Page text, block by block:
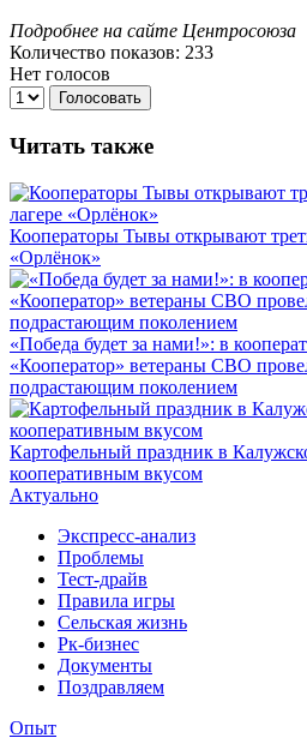
Подробнее на сайте Центросоюза
Количество показов: 233
Нет голосов
Голосовать
Читать также
Кооператоры Тывы открывают
«Орлёнок»
«Победа будет за нами!»: в
«Кооператор» ветераны СВО
подрастающим поколением
Картофельный праздник в
кооперативным вкусом
Актуально
Экспресс-анализ
Проблемы
Тест-драйв
Правила игры
Сельская жизнь
Рк-бизнес
Документы
Поздравляем
Опыт